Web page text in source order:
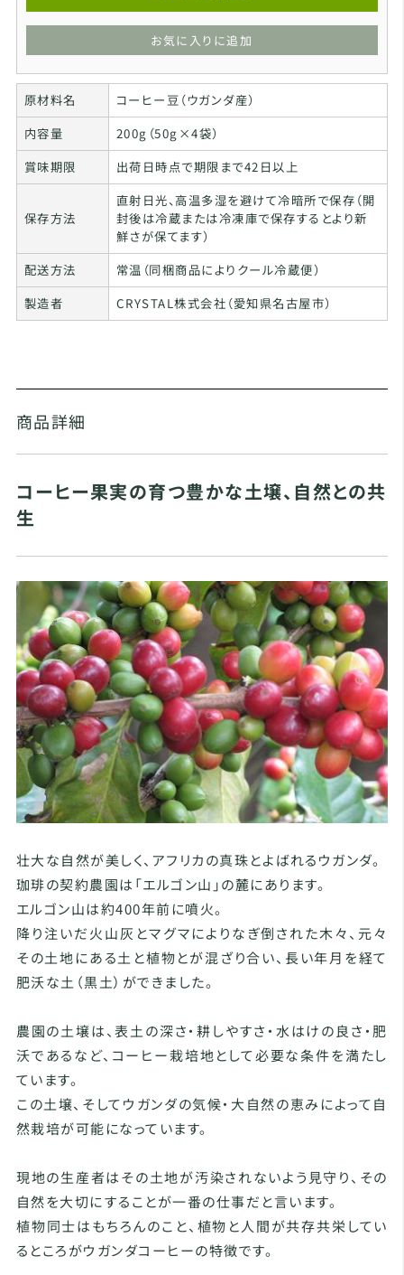
お気に入りに追加
原材料名
コーヒー豆（ウガンダ産）
内容量
200g（50g×4袋）
賞味期限
出荷日時点で期限まで42日以上
保存方法
直射日光、高温多湿を避けて冷暗所で保存（開
封後は冷蔵または冷凍庫で保存するとより新
鮮さが保てます）
配送方法
常温（同梱商品によりクール冷蔵便）
製造者
CRYSTAL株式会社（愛知県名古屋市）
商品詳細
コーヒー果実の育つ豊かな土壌、自然との共
生
壮大な自然が美しく、アフリカの真珠とよばれるウガンダ。
珈琲の契約農園は「エルゴン山」の麓にあります。
エルゴン山は約400年前に噴火。
降り注いだ火山灰とマグマによりなぎ倒された木々、元々
その土地にある土と植物とが混ざり合い、長い年月を経て
肥沃な土（黒土）ができました。
農園の土壌は、表土の深さ・耕しやすさ・水はけの良さ・肥
沃であるなど、コーヒー栽培地として必要な条件を満たし
ています。
この土壌、そしてウガンダの気候・大自然の恵みによって自
然栽培が可能になっています。
現地の生産者はその土地が汚染されないよう見守り、その
自然を大切にすることが一番の仕事だと言います。
植物同士はもちろんのこと、植物と人間が共存共栄してい
るところがウガンダコーヒーの特徴です。